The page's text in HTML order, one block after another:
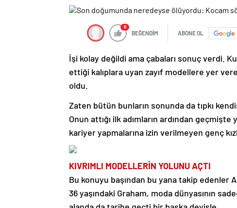
0
BEĞENDİM ABONE OL
İşi kolay değildi ama çabaları sonuç verdi.
ettiği kalıplara uyan zayıf modellere yer
oldu.
Zaten bütün bunların sonunda da tıpkı
Onun attığı ilk adımların ardından
kariyer yapmalarına izin verilmeyen genç
KIVRIMLI MODELLERİN YOLUNU AÇTI
Bu konuyu başından bu yana takip edenler
36 yaşındaki Graham, moda dünyasının